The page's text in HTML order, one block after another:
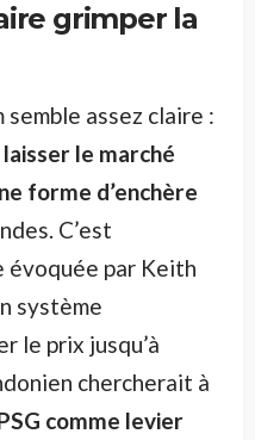
grimper la
assez claire :
le marché
forme d’enchère
C’est
par Keith
système
le prix jusqu’à
chercherait à
comme levier